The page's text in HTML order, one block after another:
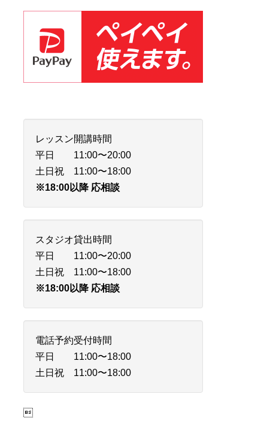
レッスン開講時間
平日 11:00〜20:00
土日祝 11:00〜18:00
※18:00以降 応相談
スタジオ貸出時間
平日 11:00〜20:00
土日祝 11:00〜18:00
※18:00以降 応相談
電話予約受付時間
平日 11:00〜18:00
土日祝 11:00〜18:00
